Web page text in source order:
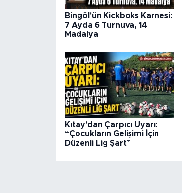
Bingöl'ün Kickboks Karnesi:
7 Ayda 6 Turnuva, 14
Madalya
Kıtay'dan Çarpıcı Uyarı:
“Çocukların Gelişimi İçin
Düzenli Lig Şart”